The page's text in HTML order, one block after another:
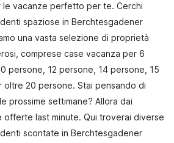
le vacanze perfetto per te. Cerchi
spaziose in Berchtesgadener
una vasta selezione di proprietà
comprese case vacanza per 6
persone, 12 persone, 14 persone, 15
20 persone. Stai pensando di
prossime settimane? Allora dai
offerte last minute. Qui troverai diverse
scontate in Berchtesgadener